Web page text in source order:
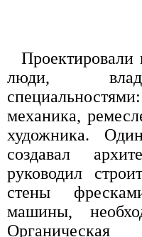
люди,
механика,
художника.
создавал
руководил
стены
машины,
Органическая